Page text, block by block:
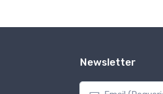
Newsletter